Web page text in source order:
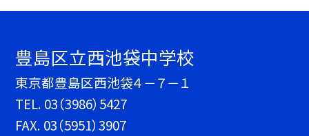
豊島区立西池袋中学校
東京都豊島区西池袋４－７－１
TEL. 03（3986）5427
FAX. 03（5951）3907